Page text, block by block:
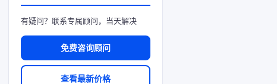
有疑问？联系专属顾问，当天解决
免费咨询顾问
查看最新价格